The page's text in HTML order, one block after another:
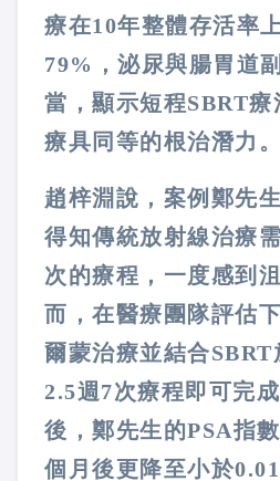
療在10年整體存活率
79%，泌尿與腸胃道
當，顯示短程SBRT
療具同等的根治潛力。
趙梓淵說，案例鄭先
得知傳統放射線治療
次的療程，一度感到
而，在醫療團隊評估
爾蒙治療並結合
2.5週7次療程即可完
後，鄭先生的PSA指
個月後更降至小於